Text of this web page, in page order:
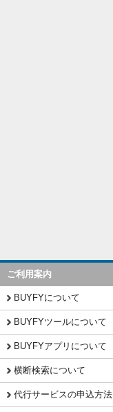
ご利用案内
BUYFYについて
BUYFYツールについて
BUYFYアプリについて
横断検索について
代行サービスの申込方法